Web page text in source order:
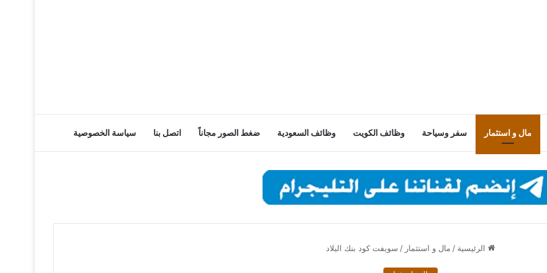
مال و استثمار سفر وسياحة وظائف الكويت وظائف السعودية ضغط الصور مجاناً اتصل بنا سياسة الخصوصية
الرئيسية / مال و استثمار / سويفت كود بنك البلاد